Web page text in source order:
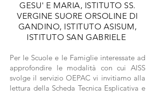
GESU' E MARIA, ISTITUTO SS.
VERGINE SUORE ORSOLINE DI
GANDINO, ISTITUTO ASISUM,
ISTITUTO SAN GABRIELE
Per le Scuole e le Famiglie interessate ad
approfondire le modalità con cui AISS
svolge il servizio OEPAC vi invitiamo alla
lettura della Scheda Tecnica Esplicativa e